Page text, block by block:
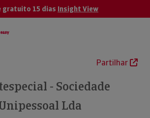
gratuito 15 dias Insight View
Partilhar
- Sociedade
Lda